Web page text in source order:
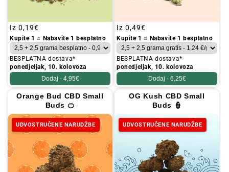
Redovna
cijena
Iz 0,19€
Kupite 1 = Nabavite 1 besplatno
BESPLATNA dostava*
ponedjeljak, 10. kolovoza
Dodaj - 4,95€
Redovna
cijena
Iz 0,49€
Kupite 1 = Nabavite 1 besplatno
BESPLATNA dostava*
ponedjeljak, 10. kolovoza
Dodaj - 6,25€
Orange Bud CBD Small
Buds 🍊
UDVOSTRUČENE NARUDŽBE
OG Kush CBD Small
Buds 👮
UDVOSTRUČENE NARUDŽBE